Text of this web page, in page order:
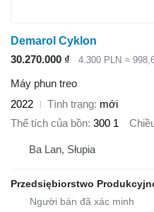
Demarol Cyklon
30.270.000 ₫
4.300 PLN ≈
Máy phun treo
2022
Tình trạng mới
Thể tích của bồn 300 1
Ba Lan, Słupia